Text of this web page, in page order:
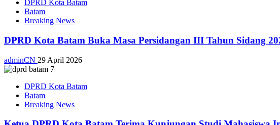
DPRD Kota Batam
Batam
Breaking News
DPRD Kota Batam Buka Masa Persidangan III Tahun Sidang
adminCN 29 April 2026
DPRD Kota Batam
Batam
Breaking News